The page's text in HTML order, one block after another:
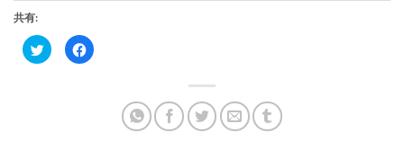
共有:
ク
リ
Facebook
で